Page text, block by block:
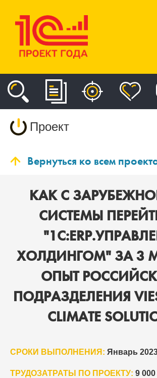
Проект
Вернуться ко всем
КАК С
СИСТЕМЫ
ХОЛДИНГОМ" ЗА 3
ОПЫТ
ПОДРАЗДЕЛЕНИЯ
CLIMATE
СРОКИ ВЫПОЛНЕНИЯ: Январь
ТРУДОЗАТРАТЫ ПО ПРОЕКТУ: 9 000